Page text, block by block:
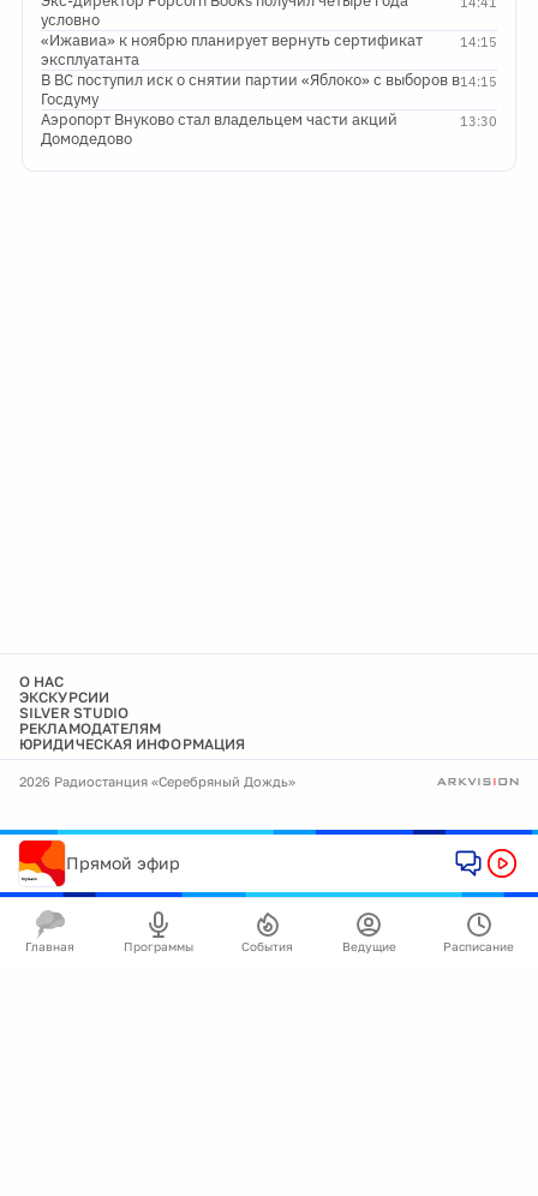
условно
14:15
«Ижавиа» к ноябрю планирует вернуть сертификат
эксплуатанта
14:15
В ВС поступил иск о снятии партии «Яблоко» с выборов в
Госдуму
13:30
Аэропорт Внуково стал владельцем части акций
Домодедово
О НАС
ЭКСКУРСИИ
SILVER STUDIO
РЕКЛАМОДАТЕЛЯМ
ЮРИДИЧЕСКАЯ ИНФОРМАЦИЯ
2026 Радиостанция «Серебряный Дождь»
Прямой эфир
Главная Программы События Ведущие Расписание